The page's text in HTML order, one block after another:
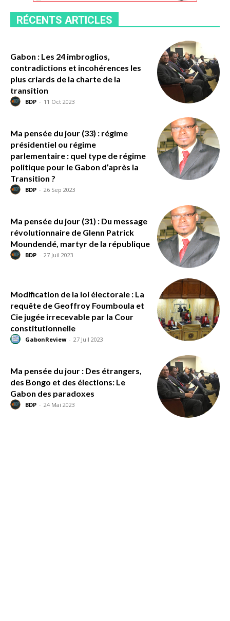
RÉCENTS ARTICLES
Gabon : Les 24 imbroglios,
contradictions et incohérences les
plus criards de la charte de la
transition
BDP - 11 Oct 2023
Ma pensée du jour (33) : régime
présidentiel ou régime
parlementaire : quel type de régime
politique pour le Gabon d’après la
Transition ?
BDP - 26 Sep 2023
Ma pensée du jour (31) : Du message
révolutionnaire de Glenn Patrick
Moundendé, martyr de la république
BDP - 27 Juil 2023
Modification de la loi électorale : La
requête de Geoffroy Foumboula et
Cie jugée irrecevable par la Cour
constitutionnelle
GabonReview - 27 Juil 2023
Ma pensée du jour : Des étrangers,
des Bongo et des élections: Le
Gabon des paradoxes
BDP - 24 Mai 2023